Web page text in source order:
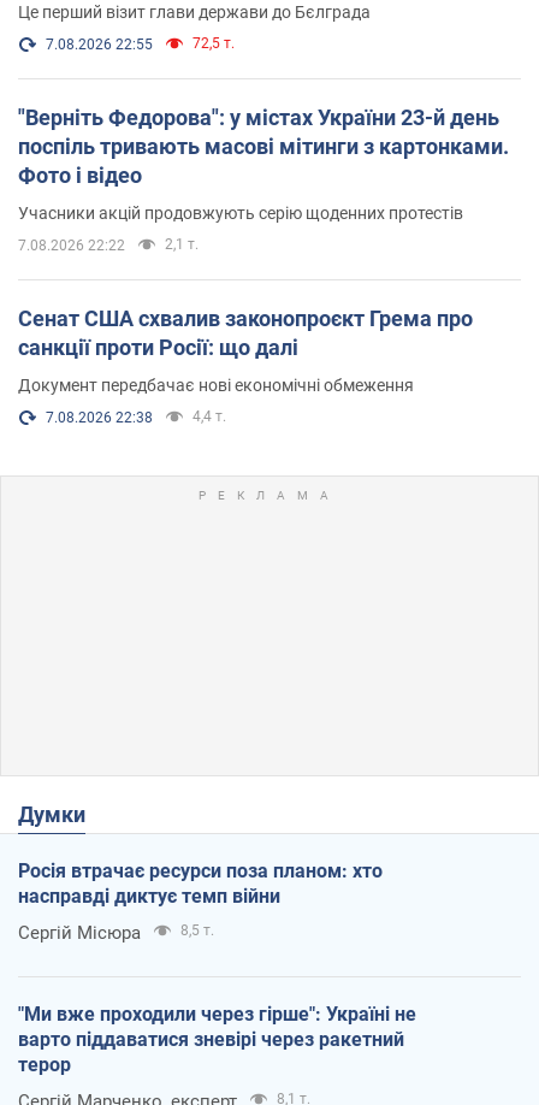
Це перший візит глави держави до Бєлграда
7.08.2026 22:55 72,5 т.
"Верніть Федорова": у містах України 23-й день
поспіль тривають масові мітинги з картонками.
Фото і відео
Учасники акцій продовжують серію щоденних протестів
7.08.2026 22:22 2,1 т.
Сенат США схвалив законопроєкт Грема про
санкції проти Росії: що далі
Документ передбачає нові економічні обмеження
7.08.2026 22:38 4,4 т.
Думки
Росія втрачає ресурси поза планом: хто
насправді диктує темп війни
Сергій Місюра 8,5 т.
"Ми вже проходили через гірше": Україні не
варто піддаватися зневірі через ракетний
терор
8,1 т.